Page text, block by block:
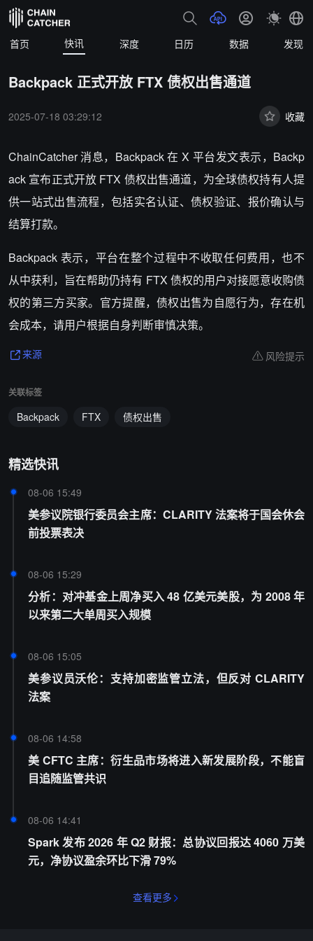
首页 快讯 深度 日历 数据 发现
Backpack 正式开放 FTX 债权出售通道
2025-07-18 03:29:12 收藏
ChainCatcher 消息， Backpack 在 X 平台发文表示，Backp
ack 宣布正式开放 FTX 债权出售通道，为全球债权持有人提
供一站式出售流程，包括实名认证、债权验证、报价确认与
结算打款。
Backpack 表示，平台在整个过程中不收取任何费用，也不
从中获利，旨在帮助仍持有 FTX 债权的用户对接愿意收购债
权的第三方买家。官方提醒，债权出售为自愿行为，存在机
会成本，请用户根据自身判断审慎决策。
来源 风险提示
关联标签
Backpack FTX 债权出售
精选快讯
08-06 15:49
美参议院银行委员会主席：CLARITY 法案将于国会休会
前投票表决
08-06 15:29
分析：对冲基金上周净买入 48 亿美元美股，为 2008 年
以来第二大单周买入规模
08-06 15:05
美参议员沃伦：支持加密监管立法，但反对 CLARITY
法案
08-06 14:58
美 CFTC 主席：衍生品市场将进入新发展阶段，不能盲
目追随监管共识
08-06 14:41
Spark 发布 2026 年 Q2 财报：总协议回报达 4060 万美
元，净协议盈余环比下滑 79%
查看更多